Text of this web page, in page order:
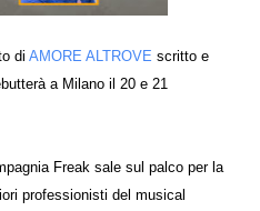
di AMORE ALTROVE scritto e
a Milano il 20 e 21
Freak sale sul palco per la
professionisti del musical